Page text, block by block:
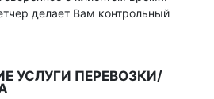
делает Вам контрольный
УСЛУГИ ПЕРЕВОЗКИ/